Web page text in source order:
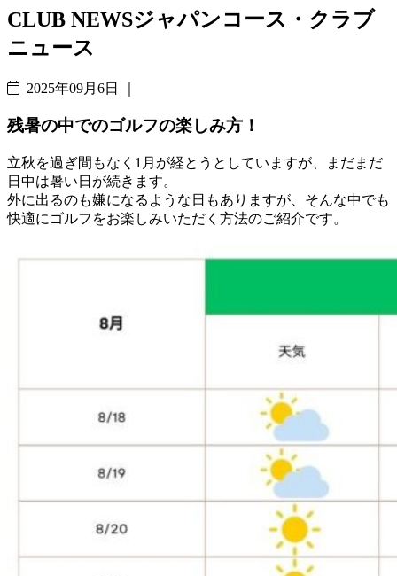
CLUB NEWSジャパンコース・クラブ
ニュース
2025年09月6日 ｜
残暑の中でのゴルフの楽しみ方！
立秋を過ぎ間もなく1月が経とうとしていますが、まだまだ
日中は暑い日が続きます。
外に出るのも嫌になるような日もありますが、そんな中でも
快適にゴルフをお楽しみいただく方法のご紹介です。